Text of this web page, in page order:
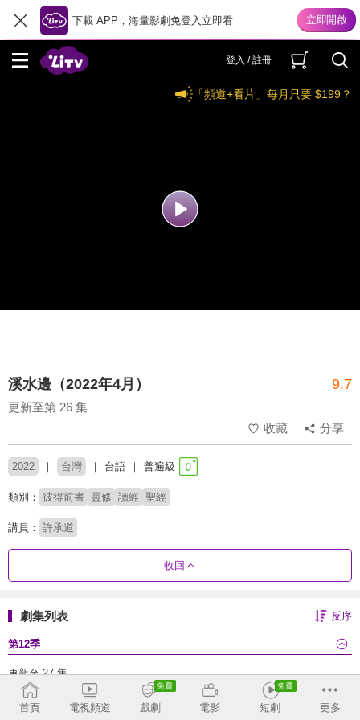
下載 APP，海量影劇免登入立即看
登入 / 註冊
「頻道+看片」每月只要 $199？
溪水邊（2022年4月） 9.7
更新至第 26 集
收藏
分享
2022 台灣 台語 普遍級
類別： 彼得前書 靈修 讀經 聖經
講員： 許承道
收回
劇集列表 反序
第12季
更新至 27 集
首頁 電視頻道 戲劇 電影 短劇 更多